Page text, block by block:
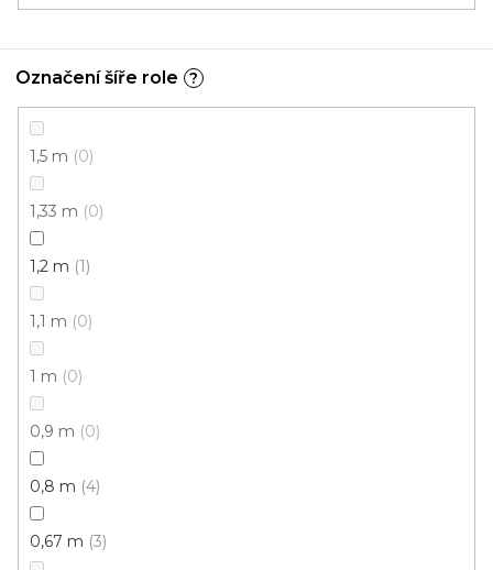
Označení šíře role ?
1,5 m 0
1,33 m 0
1,2 m 1
1,1 m 0
1 m 0
0,9 m 0
0,8 m 4
0,67 m 3
Koberce běhouny SAMIRA NEW 12002-050
Skladem externě, odesíláme do 4 dnů
od
1,2 m 0,8 m